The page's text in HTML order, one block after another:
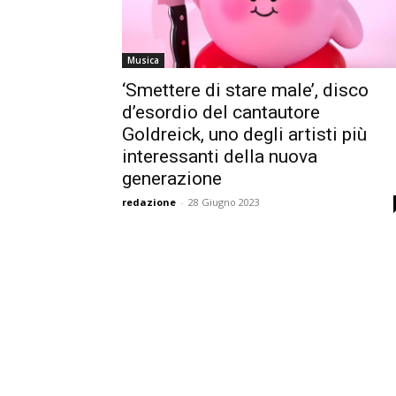
Musica
‘Smettere di stare male’, disco
d’esordio del cantautore
Goldreick, uno degli artisti più
interessanti della nuova
generazione
redazione - 28 Giugno 2023